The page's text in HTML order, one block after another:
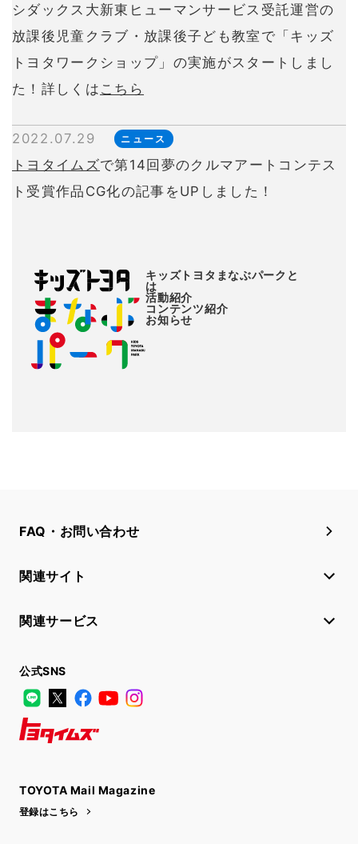
シダックス大新東ヒューマンサービス受託運営の
放課後児童クラブ・放課後子ども教室で「キッズ
トヨタワークショップ」の実施がスタートしまし
た！詳しくは こちら
2022.07.29 ニュース
トヨタイムズで第14回夢のクルマアートコンテス
ト受賞作品CG化の記事をUPしました！
キッズトヨタまなぶパークと
は
活動紹介
コンテンツ紹介
お知らせ
FAQ・お問い合わせ
関連サイト
関連サービス
公式SNS
LINE
X FacebookYouTube
TOYOTA Mail Magazine
登録はこちら